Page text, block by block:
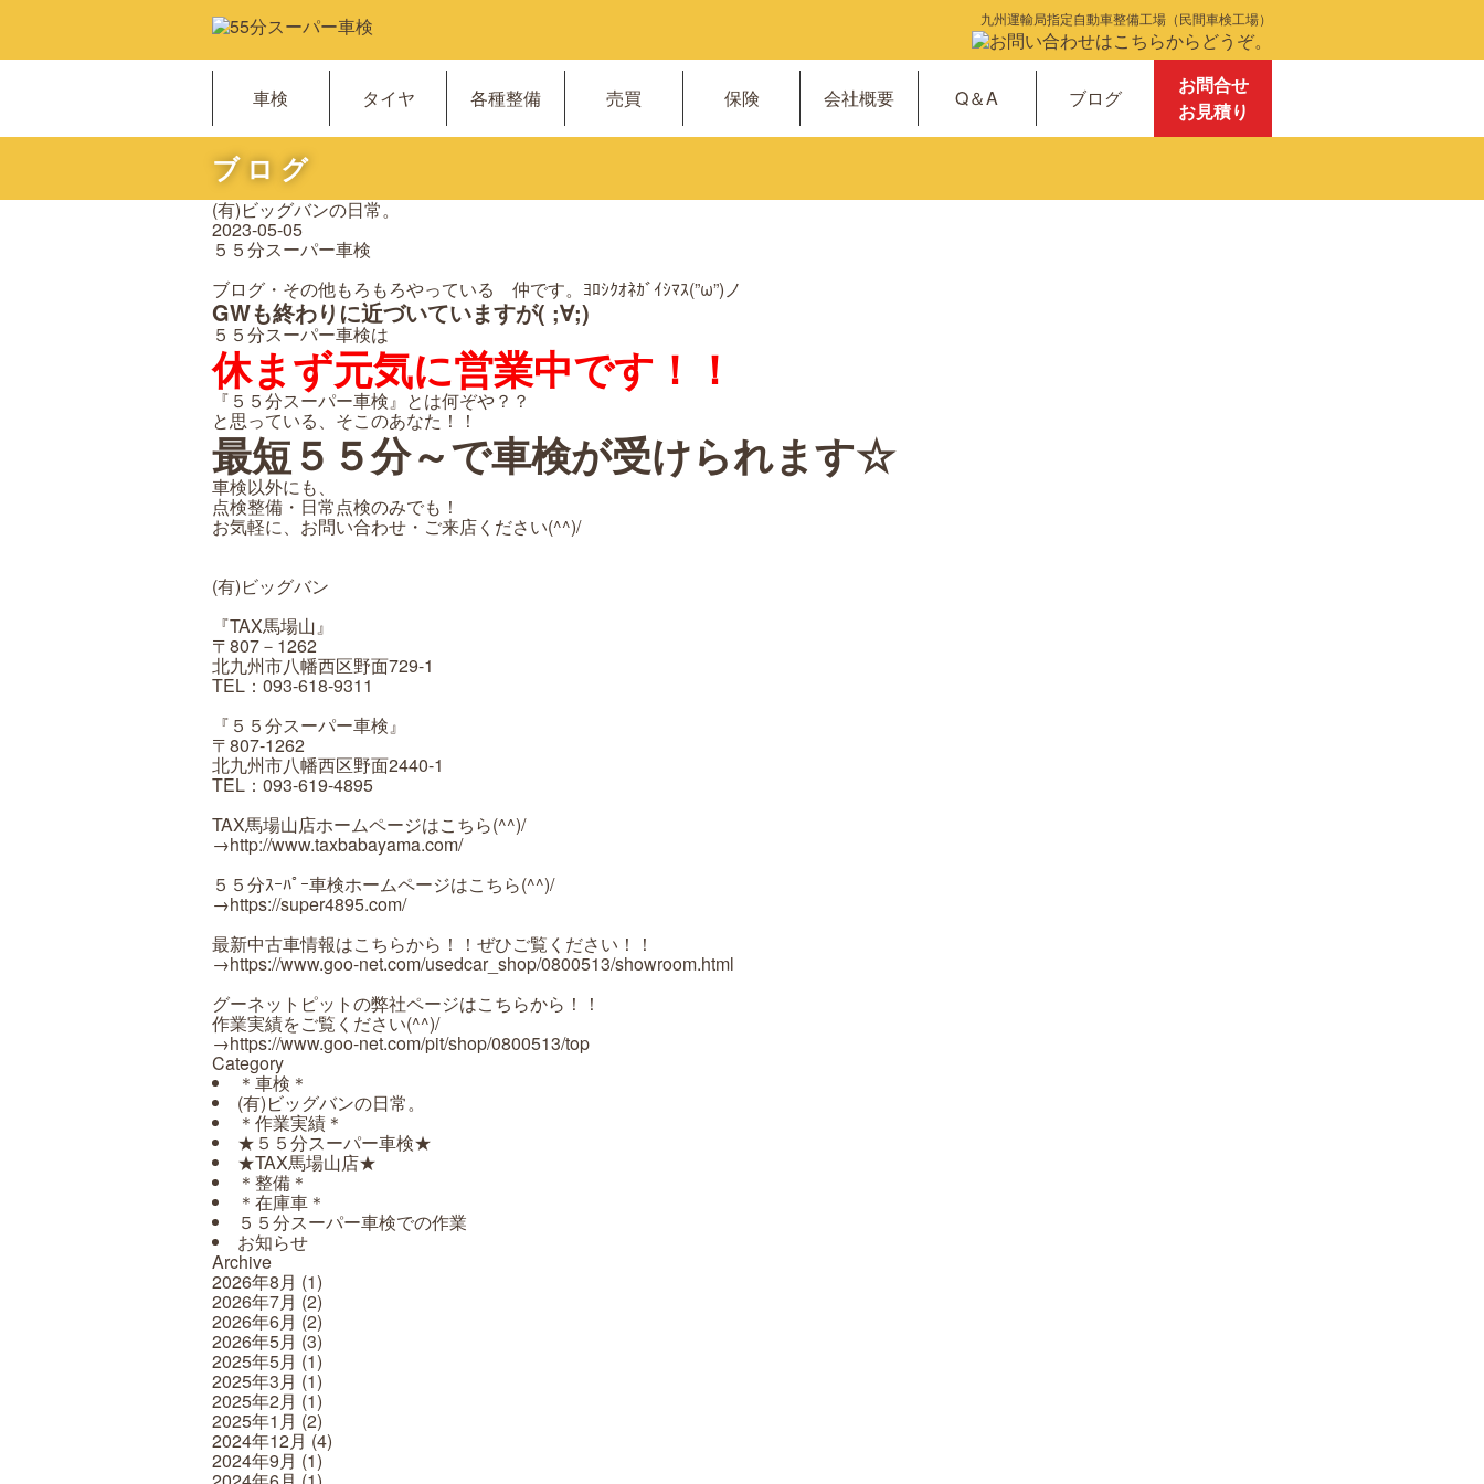
九州運輸局指定自動車整備工場（民間車検工場）
車検 タイヤ 各種整備 売買 保険 会社概要 Q＆A ブログ
お問合せ
お見積り
ブログ
(有)ビッグバンの日常。
2023-05-05
５５分スーパー車検
ブログ・その他もろもろやっている 仲です。ﾖﾛｼｸｵﾈｶﾞｲｼﾏｽ(”ω”)ノ
GWも終わりに近づいていますが( ;∀;)
５５分スーパー車検は
休まず元気に営業中です！！
『５５分スーパー車検』とは何ぞや？？
と思っている、そこのあなた！！
最短５５分～で車検が受けられます☆
車検以外にも、
点検整備・日常点検のみでも！
お気軽に、お問い合わせ・ご来店ください(^^)/
(有)ビッグバン
『TAX馬場山』
〒807－1262
北九州市八幡西区野面729-1
TEL：093-618-9311
『５５分スーパー車検』
〒807-1262
北九州市八幡西区野面2440-1
TEL：093-619-4895
TAX馬場山店ホームページはこちら(^^)/
→http://www.taxbabayama.com/
５５分ｽｰﾊﾟｰ車検ホームページはこちら(^^)/
→https://super4895.com/
最新中古車情報はこちらから！！ぜひご覧ください！！
→https://www.goo-net.com/usedcar_shop/0800513/showroom.html
グーネットピットの弊社ページはこちらから！！
作業実績をご覧ください(^^)/
→https://www.goo-net.com/pit/shop/0800513/top
Category
＊車検＊
(有)ビッグバンの日常。
＊作業実績＊
★５５分スーパー車検★
★TAX馬場山店★
＊整備＊
＊在庫車＊
５５分スーパー車検での作業
お知らせ
Archive
2026年8月 (1)
2026年7月 (2)
2026年6月 (2)
2026年5月 (3)
2025年5月 (1)
2025年3月 (1)
2025年2月 (1)
2025年1月 (2)
2024年12月 (4)
2024年9月 (1)